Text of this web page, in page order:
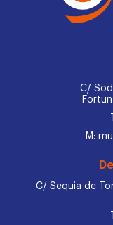
C/
M:
C/ Sequia de